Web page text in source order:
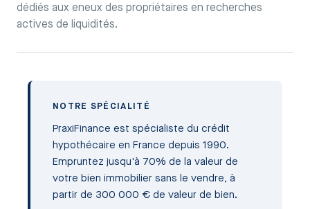
dédiés aux eneux des propriétaires en recherches
actives de liquidités.
NOTRE SPÉCIALITÉ
PraxiFinance est spécialiste du crédit
hypothécaire en France depuis 1990.
Empruntez jusqu'à 70% de la valeur de
votre bien immobilier sans le vendre, à
partir de 300 000 € de valeur de bien.